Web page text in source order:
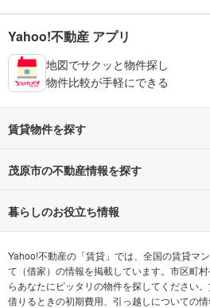
Yahoo!不動産 アプリ
地図でサクッと物件探し
物件比較が手軽にできる
賃貸物件を探す
路線・駅から探す
通勤時間から探す
不動産会社から探す 希
テーマから探す ラ
茂原市の不動産情報を探す
不動産・住宅
新築マンション 中
新築一戸建て 中
暮らしのお役立ち情報
マンションカタログ 教
Yahoo!不動産の「賃貸」では、全国の賃貸マ
て（借家）の情報を掲載しています。市区町
らあなたにピッタリの物件を探してください
借りるときの初期費用、引っ越しについての情